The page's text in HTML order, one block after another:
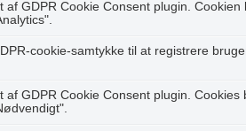
af GDPR Cookie Consent plugin.
cookie-samtykke til at registrere
af GDPR Cookie Consent plugin.